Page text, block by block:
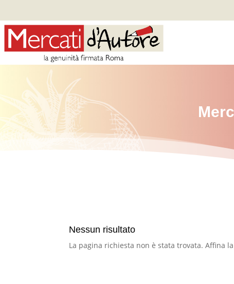
Nessun risultato
La pagina richiesta non è stata trovata. Affina